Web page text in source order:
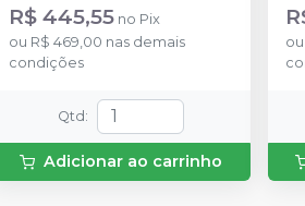
R$ 445,55 no Pix
ou R$ 469,00 nas demais
condições
Qtd :
Adicionar ao carrinho
ou